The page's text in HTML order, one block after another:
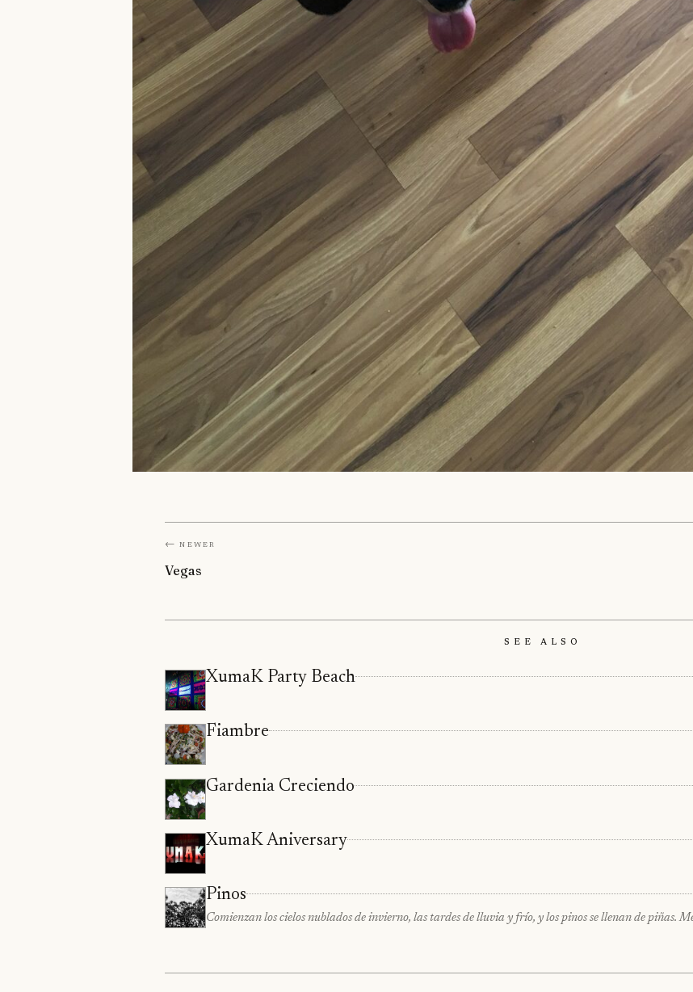
← Newer
Vegas
See Also
XumaK Party Beach
Fiambre
Gardenia Creciendo
XumaK Aniversary
Pinos
Comienzan los cielos nublados de invierno, las tardes de lluvia y frío, y los pinos se llenan de piñas.